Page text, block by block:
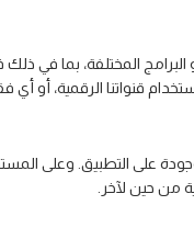
المختلفة، بما
قنواتنا
التطبيق. وعلى
من حين لآخر.